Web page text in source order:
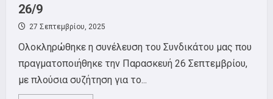
26/9
27 Σεπτεμβρίου, 2025
Ολοκληρώθηκε η συνέλευση του Συνδικάτου μας που
πραγματοποιήθηκε την Παρασκευή 26 Σεπτεμβρίου,
με πλούσια συζήτηση για το...